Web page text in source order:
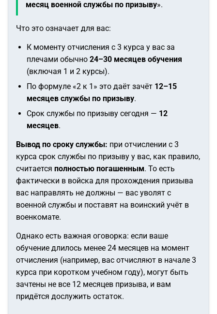
месяц военной службы по призыву».
Что это означает для вас:
К моменту отчисления с 3 курса у вас за
плечами обычно 24–30 месяцев обучения
(включая 1 и 2 курсы).
По формуле «2 к 1» это даёт зачёт 12–15
месяцев службы по призыву.
Срок службы по призыву сегодня — 12
месяцев.
Вывод по сроку службы: при отчислении с 3
курса срок службы по призыву у вас, как правило,
считается полностью погашенным. То есть
фактически в войска для прохождения призыва
вас направлять не должны — вас уволят с
военной службы и поставят на воинский учёт в
военкомате.
Однако есть важная оговорка: если ваше
обучение длилось менее 24 месяцев на момент
отчисления (например, вас отчисляют в начале 3
курса при коротком учебном году), могут быть
зачтены не все 12 месяцев призыва, и вам
придётся дослужить остаток.